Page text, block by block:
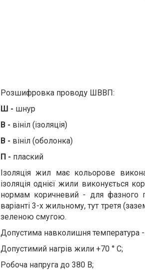
Розшифровка проводу ШВВП:
Ш - шнур
В - вініл (ізоляція)
В - вініл (оболонка)
П - плаский
Ізоляція жил має кольорове
ізоляція однієї жили виконується
нормам коричневий - для фазного
варіанті 3-х жильному, тут третя
зеленою смугою.
Допустима навколишня температура
Допустимий нагрів жили +70 ° С;
Робоча напруга до 380 В;